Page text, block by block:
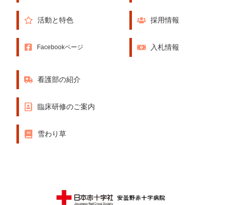
活動と特色
Facebookページ
採用情報
入札情報
看護部の紹介
臨床研修のご案内
雪わり草